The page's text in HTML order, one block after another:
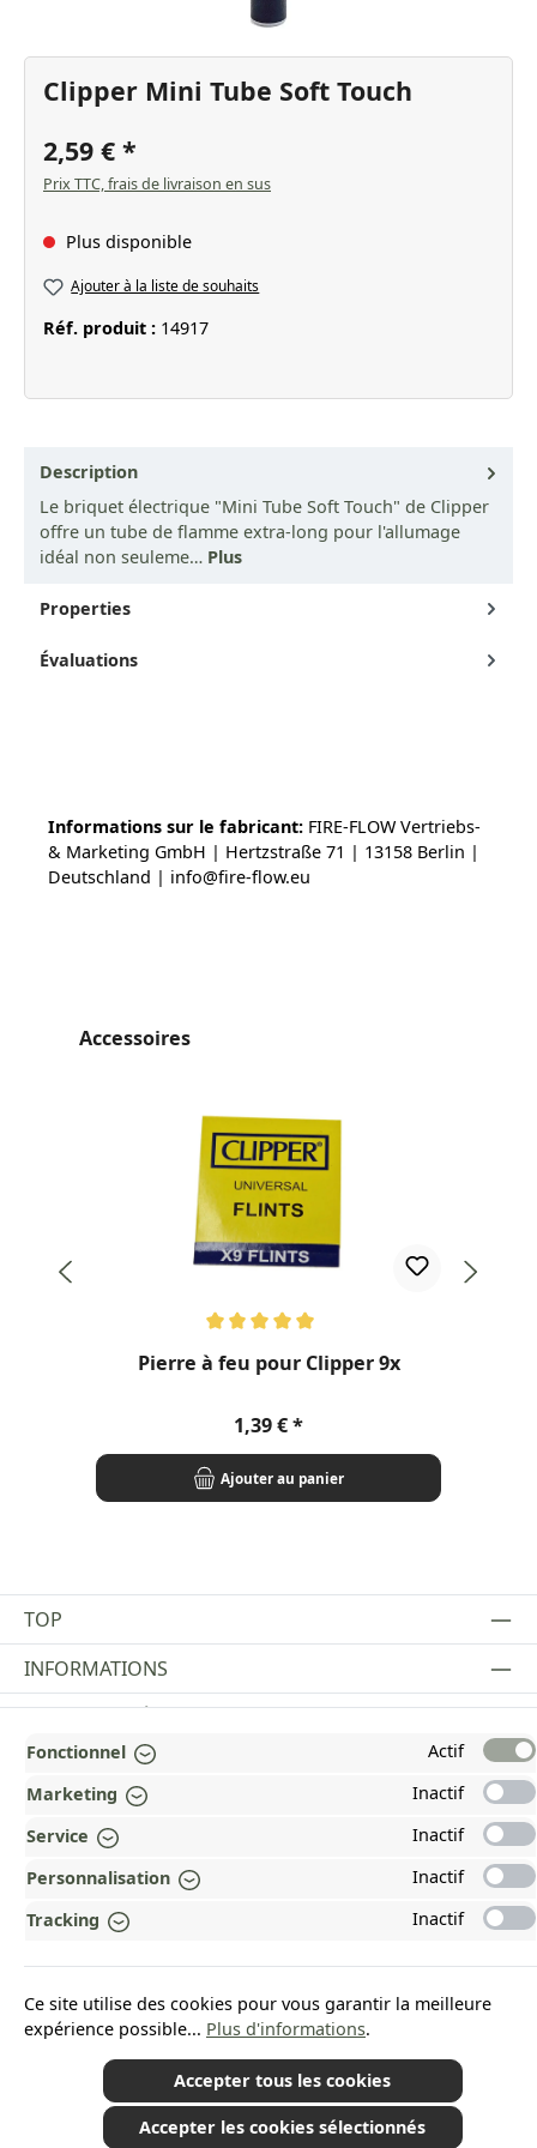
Clipper Mini Tube Soft Touch
2,59 €
Prix TTC, frais de livraison en sus
Plus disponible
Ajouter à la liste de souhaits
Réf. produit : 14917
Description
Le briquet électrique "Mini Tube Soft Touch" de Clipper
offre un tube de flamme extra-long pour l'allumage
idéal non seuleme… Plus
Properties
Évaluations
Informations sur le fabricant: FIRE-FLOW Vertriebs-
& Marketing GmbH | Hertzstraße 71 | 13158 Berlin |
Deutschland | info@fire-flow.eu
Ignorer la galerie de produits
Accessoires
Pierre à feu pour Clipper 9x
Prix régulier :
1,39 €
Ajouter au panier
TOP
Revoke a contract
INFORMATIONS
PAYMENT AND SHIPPING METHODS
POURQUOI HEAD&NATURE ?
OUR COMMUNITIES
*Tous les prix incluent la TVA plus les frais d'expéditionet les éventuels frais de
livraison, sauf indication contraire.
© 2026 Plamundo GmbH - All Rights Reserved. Theme by
ThemeWare®
Fonctionnel
Actif
Marketing
Inactif
Service
Inactif
Personnalisation
Inactif
Tracking
Inactif
Ce site utilise des cookies pour vous garantir la meilleure
expérience possible... Plus d'informations.
Accepter tous les cookies
Accepter les cookies sélectionnés